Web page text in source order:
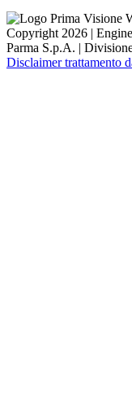
Copyright 2026 |
Parma S.p.A. |
Disclaimer trattamento